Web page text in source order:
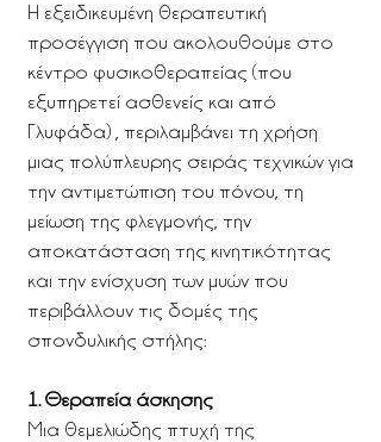
Η εξειδικευμένη θεραπευτική
προσέγγιση που ακολουθούμε στο
κέντρο φυσικοθεραπείας (που
εξυπηρετεί ασθενείς και από
Γλυφάδα) , περιλαμβάνει τη χρήση
μιας πολύπλευρης σειράς τεχνικών για
την αντιμετώπιση του πόνου, τη
μείωση της φλεγμονής, την
αποκατάσταση της κινητικότητας
και την ενίσχυση των μυών που
περιβάλλουν τις δομές της
σπονδυλικής στήλης:
1. Θεραπεία άσκησης
Μια θεμελιώδης πτυχή της